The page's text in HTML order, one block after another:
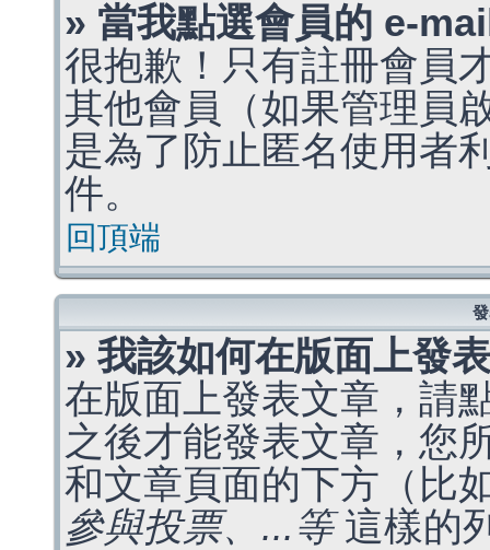
» 當我點選會員的 e-
很抱歉！只有註冊會員
其他會員（如果管理員
是為了防止匿名使用者
件。
回頂端
» 我該如何在版面上發
在版面上發表文章，請
之後才能發表文章，您
和文章頁面的下方（比
參與投票、...等這樣的